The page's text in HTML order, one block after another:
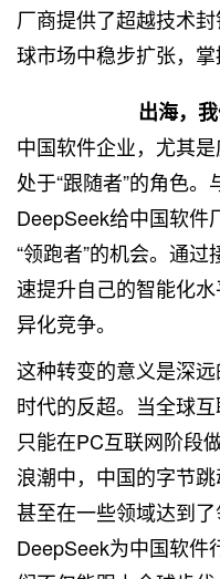
厂商提供了超越技术
球市场中稳步扩张，掌
出海，
中国软件企业，尤其
处于“跟随者”的角色。
DeepSeek给中国软件
“领跑者”的机会。通
速提升自己的智能化
异化竞争。
这种转变的意义是深
时代的反超。当全球
只能在PC互联网阶段
浪潮中，中国的字节跳
甚至在一些领域达到了
DeepSeek为中国软件